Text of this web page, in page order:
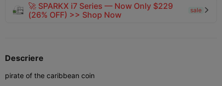
🚀 SPARKX i7 Series — Now Only $229
(26% OFF) >> Shop Now
sale 
Descriere
pirate of the caribbean coin